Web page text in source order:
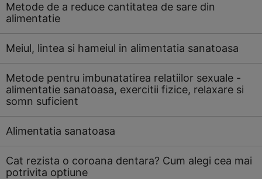
Metode de a reduce cantitatea de sare din
alimentatie
Meiul, lintea si hameiul in alimentatia sanatoasa
Metode pentru imbunatatirea relatiilor sexuale -
alimentatie sanatoasa, exercitii fizice, relaxare si
somn suficient
Alimentatia sanatoasa
Cat rezista o coroana dentara? Cum alegi cea mai
potrivita optiune